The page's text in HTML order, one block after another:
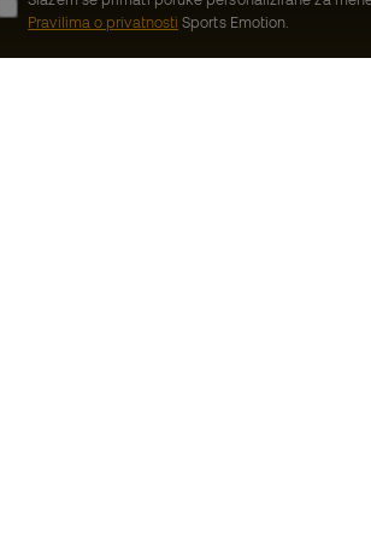
Pravilima o privatnosti Sports Emotion.